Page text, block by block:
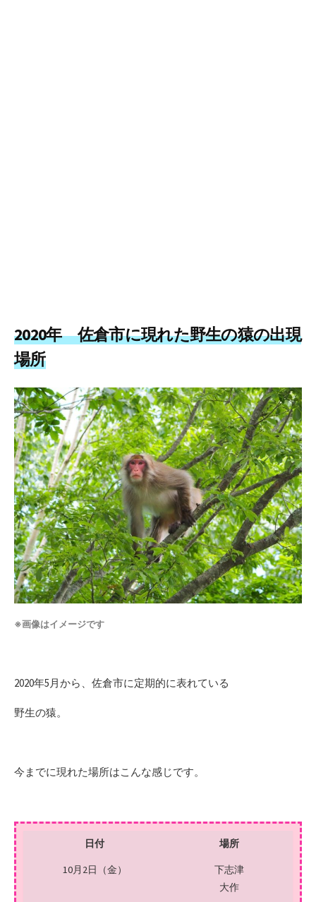
2020年 佐倉市に現れた野生の猿の出現
場所
※画像はイメージです
2020年5月から、佐倉市に定期的に表れている
野生の猿。
今までに現れた場所はこんな感じです。
日付 場所
10月2日（金）
下志津
大作